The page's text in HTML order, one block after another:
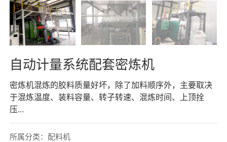
自动计量系统配套密炼机
密炼机混炼的胶料质量好坏，除了加料顺序外，主要取决
于混炼温度、装料容量、转子转速、混炼时间、上顶拴
压...
所属分类：配料机